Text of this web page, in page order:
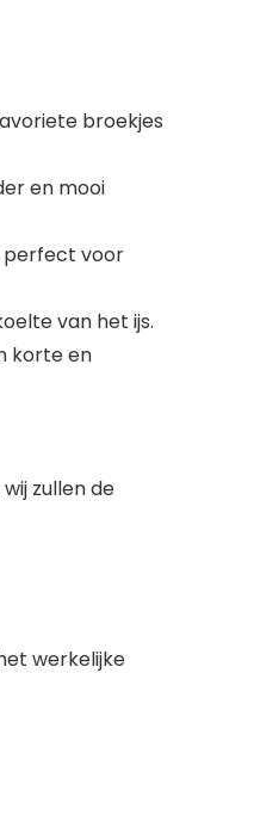
broekjes
en mooi
perfect voor
van het ijs.
korte en
zullen de
werkelijke